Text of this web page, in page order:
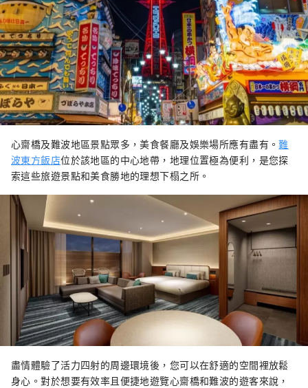
心齋橋及難波地區景點眾多，美食餐廳及娛樂場所應有盡有。難
波東方飯店位於該地區的中心地帶，地理位置極為便利，是您探
索這些旅遊景點和美食勝地的理想下榻之所。
盡情體驗了活力四射的周邊環境後，您可以在舒適的空間裡放鬆
身心。對於想要有效率且便捷地遊覽心齋橋和難波的遊客來說，